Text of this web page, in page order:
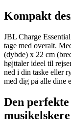
Kompakt
JBL Charge
tage med overalt.
(dybde) x 22 cm
højttaler ideel til
ned i din taske eller
med dig på alle dine
Den
musikelskere